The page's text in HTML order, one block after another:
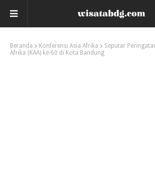
Beranda Konferensi Asia Afrika
Seputar
Afrika (KAA) ke-60 di Kota Bandung